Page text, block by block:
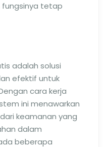
fungsinya tetap
adalah solusi
efektif untuk
cara kerja
ini menawarkan
keamanan yang
dalam
beberapa